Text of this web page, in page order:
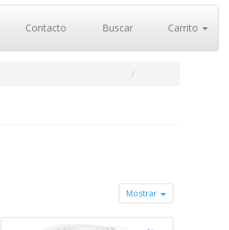
Contacto Buscar Carrito
Mostrar